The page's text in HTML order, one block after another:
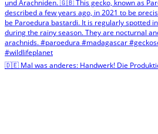
🇩🇪 Mal was anderes: Handwerk! Die